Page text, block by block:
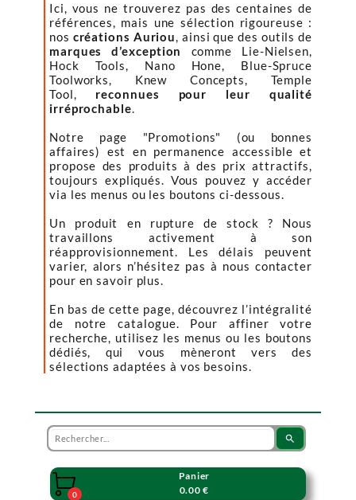
Ici, vous ne trouverez pas des centaines de
références, mais une sélection rigoureuse :
nos créations Auriou, ainsi que des outils de
marques d’exception
comme Lie-Nielsen,
Hock Tools, Nano Hone, Blue-Spruce
Toolworks, Knew Concepts, Temple
Tool, reconnues pour leur qualité
irréprochable.
Notre page "Promotions" (ou bonnes
affaires) est en permanence accessible et
propose des produits à des prix attractifs,
toujours expliqués. Vous pouvez y accéder
via les menus ou les boutons ci-dessous.
Un produit en rupture de stock ? Nous
travaillons activement à son
réapprovisionnement. Les délais peuvent
varier, alors n’hésitez pas à nous contacter
pour en savoir plus.
En bas de cette page, découvrez l’intégralité
de notre catalogue. Pour affiner votre
recherche, utilisez les menus ou les boutons
dédiés, qui vous mèneront vers des
sélections adaptées à vos besoins.
search

0
Panier
0.00 €